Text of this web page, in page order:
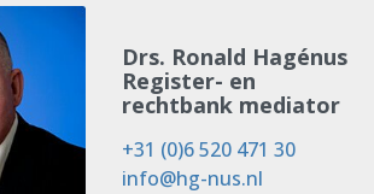
Drs. Ronald Hagénus
Register- en
rechtbank mediator
+31 (0)6 520 471 30
info@hg-nus.nl